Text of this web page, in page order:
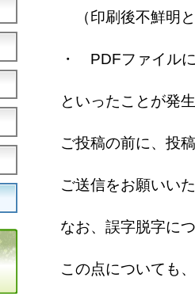
（印刷後不鮮明
・ PDFファイル
といったことが発
ご投稿の前に、投
ご送信をお願いい
なお、誤字脱字に
この点についても